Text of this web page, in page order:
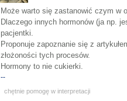
Może warto się zastanowić czym w
Dlaczego innych hormonów (ja np.
pacjentki.
Proponuje zapoznanie się z
złożoności tych procesów.
Hormony to nie cukierki.
--
chętnie pomogę w interpretacji